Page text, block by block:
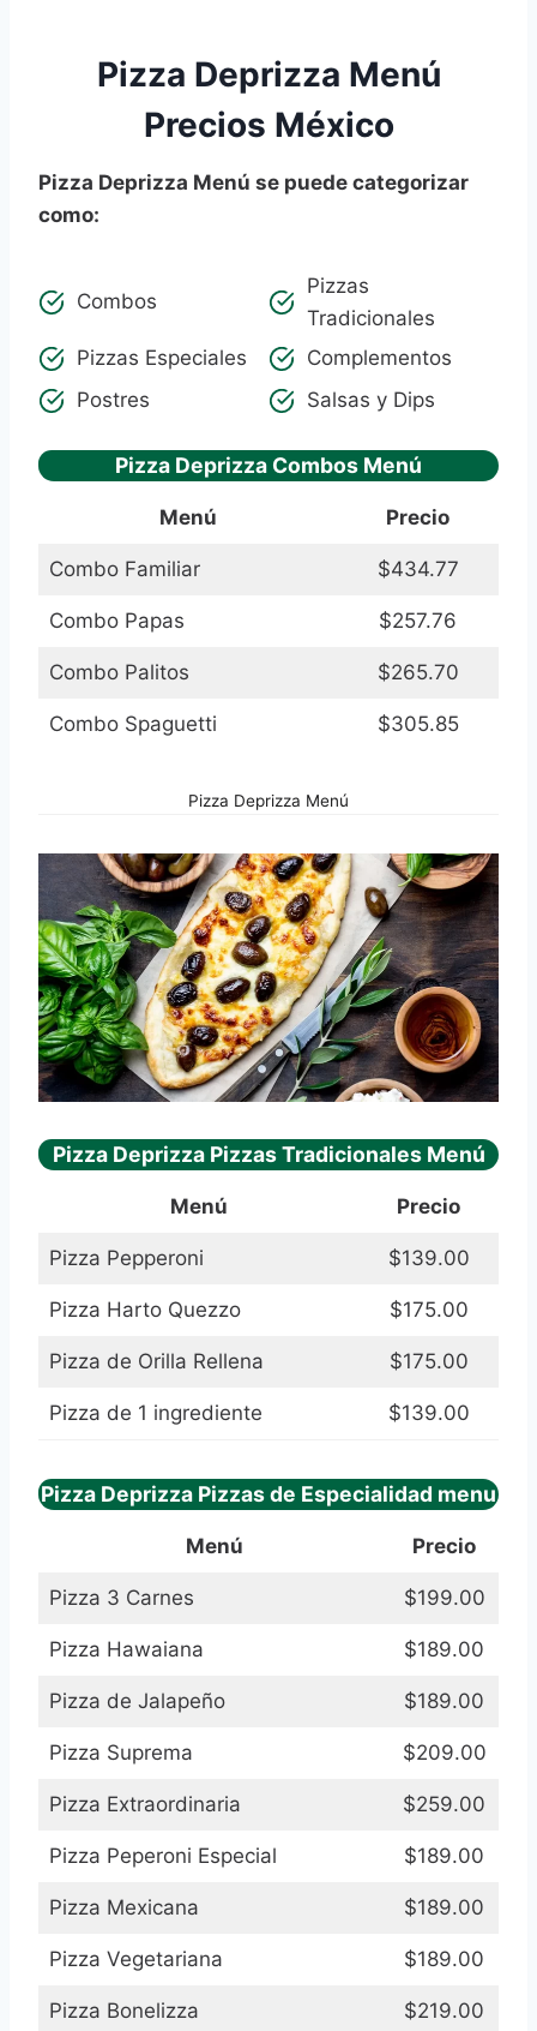
Pizza Deprizza Menú
Precios México
Pizza Deprizza Menú se puede categorizar
como:
Combos
Pizzas
Tradicionales
Pizzas Especiales
Complementos
Postres
Salsas y Dips
Pizza Deprizza Combos Menú
Menú Precio
Combo Familiar $434.77
Combo Papas $257.76
Combo Palitos $265.70
Combo Spaguetti $305.85
Pizza Deprizza Menú
Pizza Deprizza Pizzas Tradicionales Menú
Menú Precio
Pizza Pepperoni $139.00
Pizza Harto Quezzo $175.00
Pizza de Orilla Rellena $175.00
Pizza de 1 ingrediente $139.00
Pizza Deprizza Pizzas de Especialidad menu
Menú Precio
Pizza 3 Carnes $199.00
Pizza Hawaiana $189.00
Pizza de Jalapeño $189.00
Pizza Suprema $209.00
Pizza Extraordinaria $259.00
Pizza Peperoni Especial $189.00
Pizza Mexicana $189.00
Pizza Vegetariana $189.00
Pizza Bonelizza $219.00